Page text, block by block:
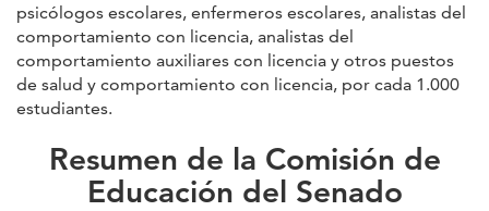
psicólogos escolares, enfermeros escolares, analistas del
comportamiento con licencia, analistas del
comportamiento auxiliares con licencia y otros puestos
de salud y comportamiento con licencia, por cada 1.000
estudiantes.
Resumen de la Comisión de
Educación del Senado